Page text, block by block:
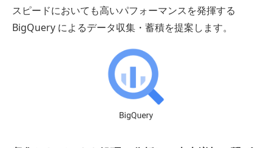
スピードにおいても高いパフォーマンスを発揮する
BigQuery によるデータ収集・蓄積を提案します。